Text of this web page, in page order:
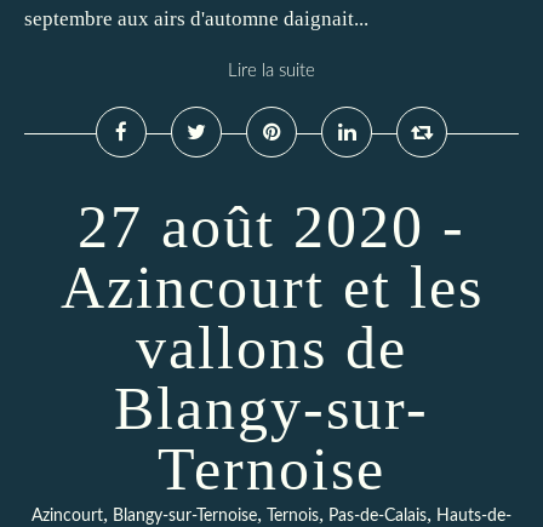
septembre aux airs d'automne daignait...
Lire la suite
27 août 2020 -
Azincourt et les
vallons de
Blangy-sur-
Ternoise
Azincourt, Blangy-sur-Ternoise, Ternois, Pas-de-Calais, Hauts-de-